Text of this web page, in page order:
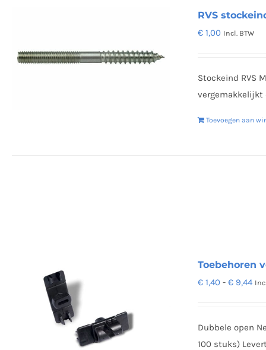
RVS
€ 1,00 Incl. BTW
Stockeind RVS
vergemakkelijkt
Toevoegen aan
Toebehoren
€ 1,40 - € 9,44
€
Dubbele open
100 stuks)